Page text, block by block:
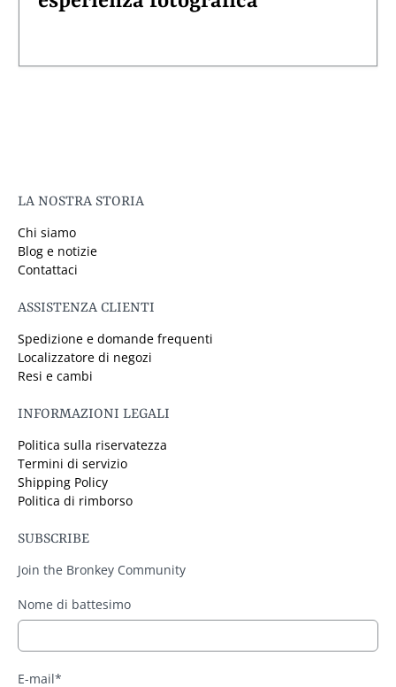
LA NOSTRA STORIA
Chi siamo
Blog e notizie
Contattaci
ASSISTENZA CLIENTI
Spedizione e domande frequenti
Localizzatore di negozi
Resi e cambi
INFORMAZIONI LEGALI
Politica sulla riservatezza
Termini di servizio
Shipping Policy
Politica di rimborso
SUBSCRIBE
Join the Bronkey Community
Nome di battesimo
E-mail*